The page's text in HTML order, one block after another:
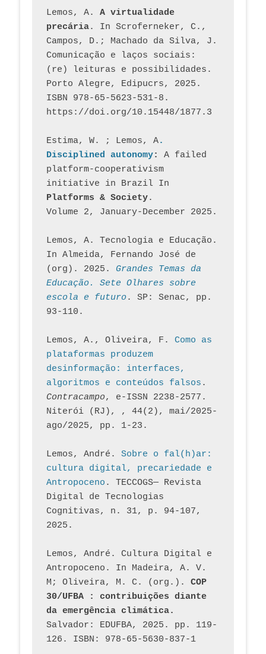
Lemos, A. A virtualidade
precária. In Scroferneker, C.,
Campos, D.; Machado da Silva, J.
Comunicação e laços sociais:
(re) leituras e possibilidades.
Porto Alegre, Edipucrs, 2025.
ISBN 978-65-5623-531-8.
https://doi.org/10.15448/1877.3
Estima, W. ; Lemos, A.
Disciplined autonomy: A failed
platform-cooperativism
initiative in Brazil In
Platforms & Society.
Volume 2, January-December 2025.
Lemos, A. Tecnologia e Educação.
In Almeida, Fernando José de
(org). 2025. Grandes Temas da
Educação. Sete Olhares sobre
escola e futuro. SP: Senac, pp.
93-110.
Lemos, A., Oliveira, F. Como as
plataformas produzem
desinformação: interfaces,
algoritmos e conteúdos falsos
Contracampo, e-ISSN 2238-2577.
Niterói (RJ), , 44(2), mai/2025-
ago/2025, pp. 1-23.
Lemos, André. Sobre o fal(h)ar:
cultura digital, precariedade e
Antropoceno . TECCOGS— Revista
Digital de Tecnologias
Cognitivas, n. 31, p. 94-107,
2025.
Lemos, André. Cultura Digital e
Antropoceno. In Madeira, A. V.
M; Oliveira, M. C. (org.). COP
30/UFBA : contribuições diante
da emergência climática.
Salvador: EDUFBA, 2025. pp. 119-
126. ISBN: 978-65-5630-837-1